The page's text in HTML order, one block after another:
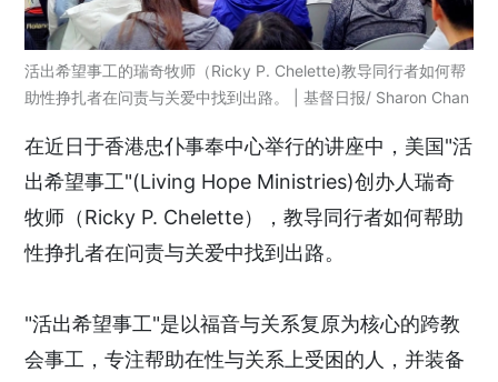
活出希望事工的瑞奇牧师（Ricky P. Chelette)教导同行者如何帮
助性挣扎者在问责与关爱中找到出路。 | 基督日报/ Sharon Chan
在近日于香港忠仆事奉中心举行的讲座中，美国"活
出希望事工"(Living Hope Ministries)创办人瑞奇
牧师（Ricky P. Chelette），教导同行者如何帮助
性挣扎者在问责与关爱中找到出路。
"活出希望事工"是以福音与关系复原为核心的跨教
会事工，专注帮助在性与关系上受困的人，并装备